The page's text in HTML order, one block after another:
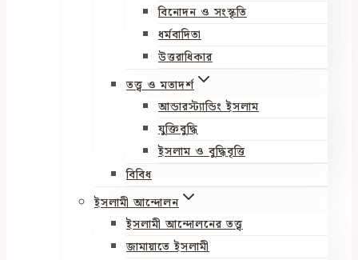
বিনোদন ও সংস্কৃতি
ধর্মবাদিতা
উত্তরাধিকার
তত্ত্ব ও মতাদর্শ
আন্ডারস্ট্যান্ডিং ইসলাম
যুক্তিবুদ্ধি
ইসলাম ও বুদ্ধিবৃত্তি
বিবিধ
ইসলামী আন্দোলন
ইসলামী আন্দোলনের তত্ত্ব
জামায়াতে ইসলামী